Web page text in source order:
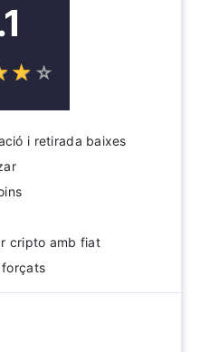
☆ ☆
★ ★
i retirada baixes
cripto amb fiat
forçats